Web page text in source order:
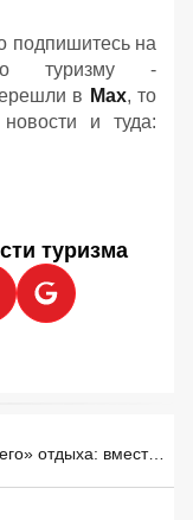
подпишитесь на
туризму -
в Мах, то
и туда:
туризма
Конец «тюленьего» отдыха: вместо шведского стола и баров — фитоняшки и ЗОЖ